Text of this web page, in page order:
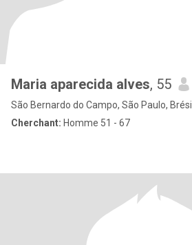
Maria aparecida alves, 55
São Bernardo do Campo, São Paulo, Brésil
Cherchant: Homme 51 - 67